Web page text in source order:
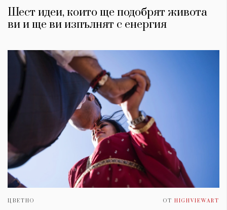
Шест идеи, които ще подобрят живота
ви и ще ви изпълнят с енергия
ЦВЕТНО ОТ HIGHVIEWART